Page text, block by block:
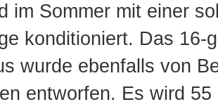
im Sommer mit einer
konditioniert. Das 16-
wurde ebenfalls von
entworfen. Es wird 55